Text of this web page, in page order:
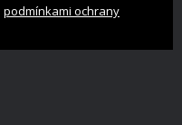
podmínkami ochrany